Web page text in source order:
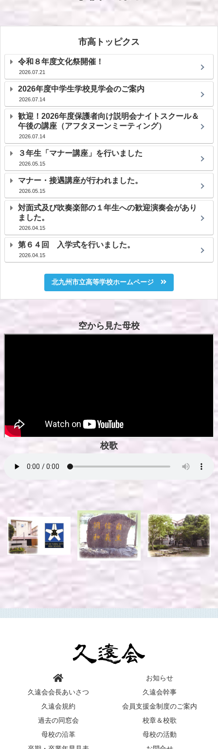
市高トッピクス
令和８年度文化祭開催！
2026.07.21
2026年度中学生学校見学会のご案内
2026.07.14
歓迎！2026年度保護者向け説明会ナイトスクール＆
午後の講座（アフタヌーンミーティング）
2026.07.14
３年生「マナー講座」を行いました
2026.05.15
マナー・接遇講座が行われました。
2026.05.15
対面式及び吹奏楽部の１年生への歓迎演奏会があり
ました。
2026.04.15
第６４回 入学式を行いました。
2026.04.15
北九州市立高等学校ホームページ
空から見た母校
校歌
お知らせ
久遠会会長あいさつ
久遠会幹事
久遠会規約
会員支援金制度のご案内
過去の同窓会
校章＆校歌
母校の沿革
母校の活動